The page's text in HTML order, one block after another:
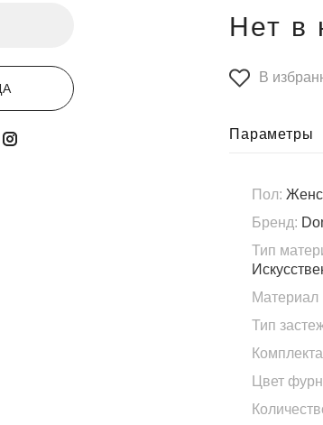
Нет в
В
Параметры
Пол:
Бренд:
Тип
Материал
Тип
Цвет